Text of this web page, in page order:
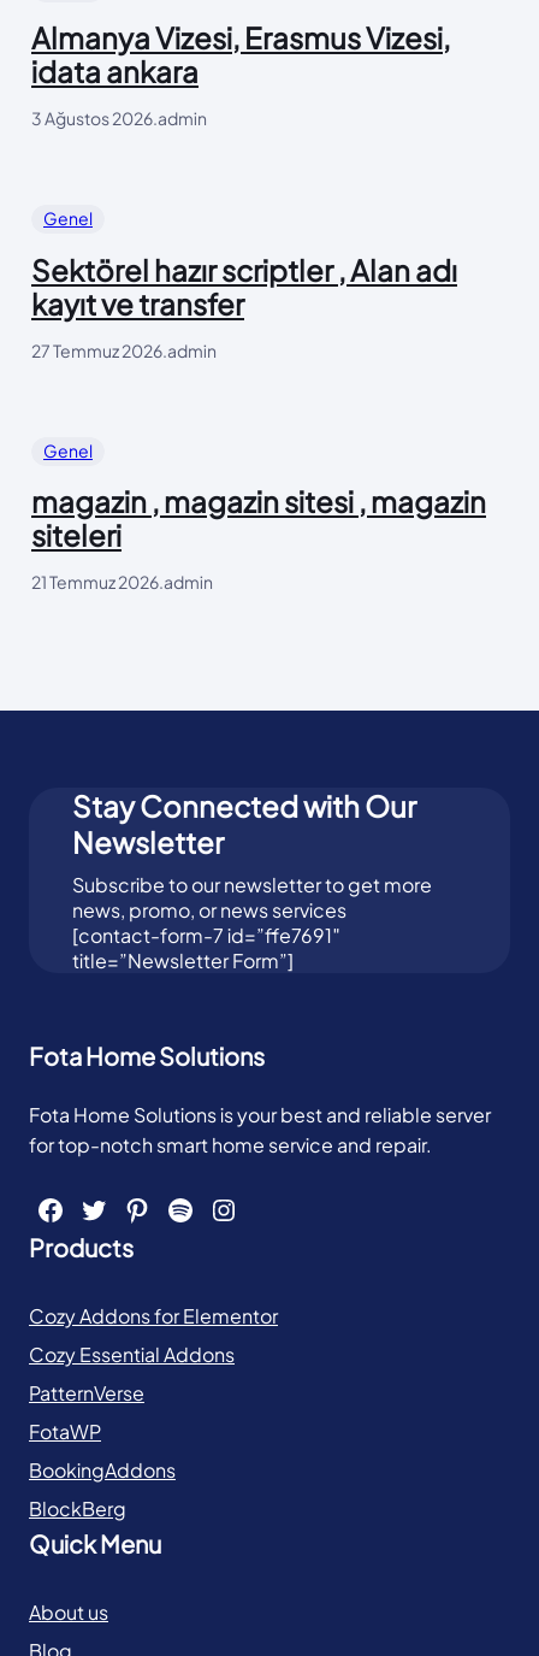
Almanya Vizesi, Erasmus Vizesi,
idata ankara
3 Ağustos 2026.admin
Genel
Sektörel hazır scriptler , Alan adı
kayıt ve transfer
27 Temmuz 2026 admin
Genel
magazin , magazin sitesi , magazin
siteleri
21 Temmuz 2026 admin
Stay Connected with Our
Newsletter
Subscribe to our newsletter to get more
news, promo, or news services
[contact-form-7 id=”ffe7691″
title=”Newsletter Form”]
Fota Home Solutions
Fota Home Solutions is your best and reliable server
for top-notch smart home service and repair.
Facebook Twitter Pinterest Spotify Instagram
Products
Cozy Addons for Elementor
Cozy Essential Addons
PatternVerse
FotaWP
BookingAddons
BlockBerg
Quick Menu
About us
Blog